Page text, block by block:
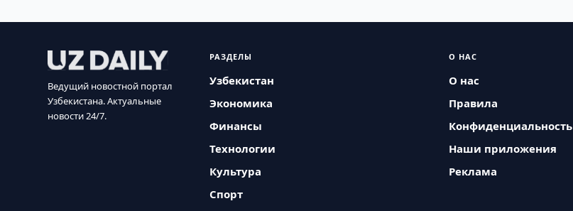
Ведущий новостной портал
Узбекистана. Актуальные
новости 24/7.
РАЗДЕЛЫ
Узбекистан
Экономика
Финансы
Технологии
Культура
Спорт
О НАС
О нас
Правила
Конфиденциальность
Наши приложения
Реклама